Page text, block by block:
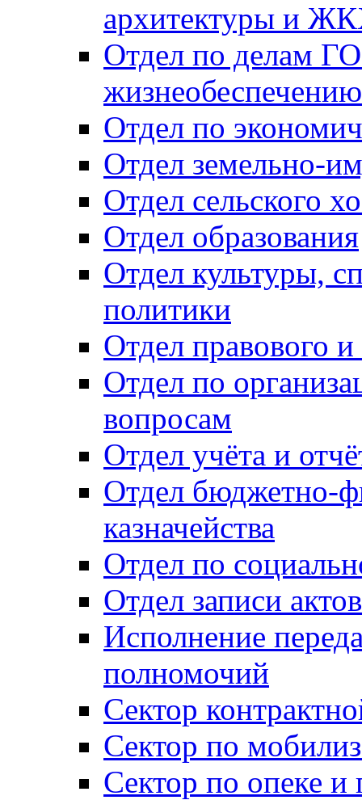
архитектуры и
Отдел по делам
Отдел по
Отдел земельно-
Отдел сельского
Отдел образования
Отдел культуры,
политики
Отдел правового
Отдел по
вопросам
Отдел учёта и
Отдел бюджетно-
казначейства
Отдел по
Отдел записи
Исполнение
полномочий
Сектор
Сектор по
Сектор по опеке и